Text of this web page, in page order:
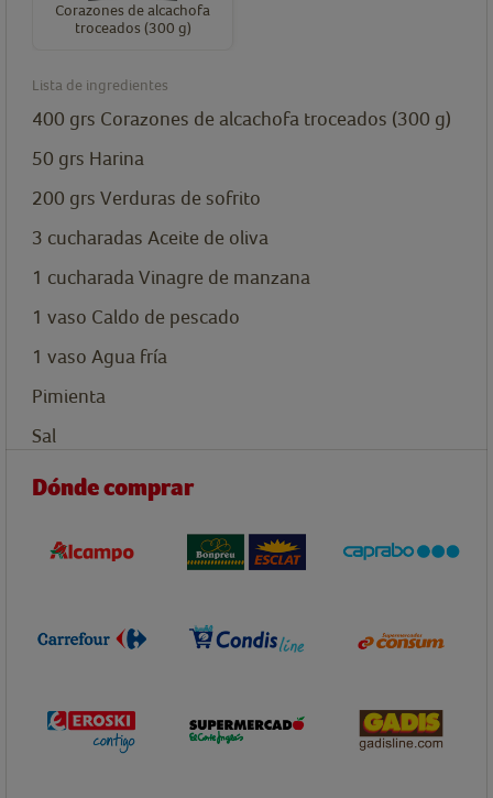
Corazones de alcachofa
troceados (300 g)
Lista de ingredientes
400 grs Corazones de alcachofa troceados (300 g)
50 grs Harina
200 grs Verduras de sofrito
3 cucharadas Aceite de oliva
1 cucharada Vinagre de manzana
1 vaso Caldo de pescado
1 vaso Agua fría
Pimienta
Sal
Dónde comprar